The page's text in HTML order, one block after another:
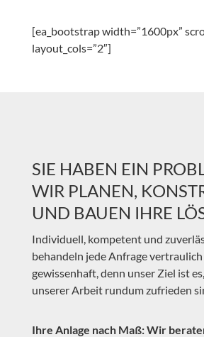
[ea_bootstrap width=”1600px”
layout_cols=”2″]
SIE HABEN EIN
WIR PLANEN,
UND BAUEN IHRE
Individuell, kompetent und
behandeln jede Anfrage
gewissenhaft, denn unser Ziel ist
unserer Arbeit rundum zufrieden
Ihre Anlage nach Maß: Wir